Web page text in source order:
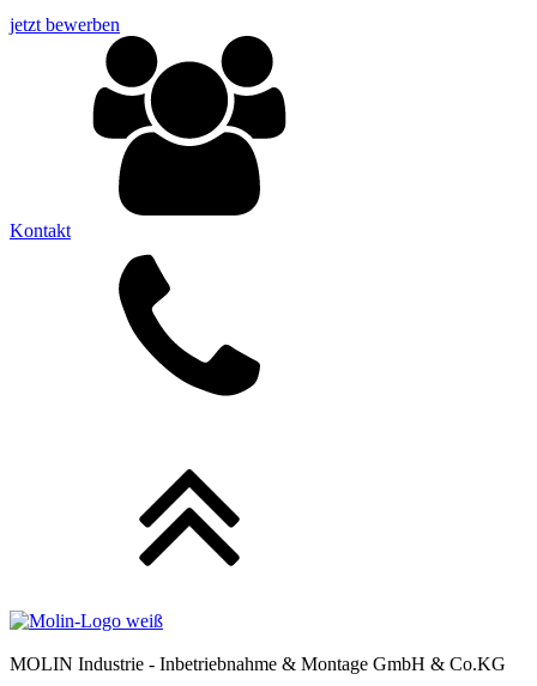
jetzt bewerben
Kontakt
MOLIN Industrie - Inbetriebnahme & Montage GmbH & Co.KG